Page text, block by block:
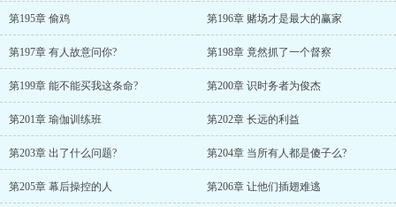
第195章 偷鸡 第196章 赌场才是最大的赢家
第197章 有人故意问你? 第198章 竟然抓了一个督察
第199章 能不能买我这条命? 第200章 识时务者为俊杰
第201章 瑜伽训练班 第202章 长远的利益
第203章 出了什么问题? 第204章 当所有人都是傻子么?
第205章 幕后操控的人 第206章 让他们插翅难逃